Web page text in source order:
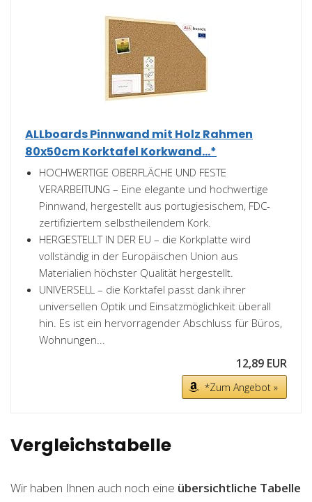
ALLboards Pinnwand mit Holz Rahmen
80x50cm Korktafel Korkwand...*
HOCHWERTIGE OBERFLÄCHE UND FESTE
VERARBEITUNG – Eine elegante und hochwertige
Pinnwand, hergestellt aus portugiesischem, FDC-
zertifiziertem selbstheilendem Kork.
HERGESTELLT IN DER EU – die Korkplatte wird
vollständig in der Europäischen Union aus
Materialien höchster Qualität hergestellt.
UNIVERSELL – die Korktafel passt dank ihrer
universellen Optik und Einsatzmöglichkeit überall
hin. Es ist ein hervorragender Abschluss für Büros,
Wohnungen...
12,89 EUR
*Zum Angebot »
Vergleichstabelle
Wir haben Ihnen auch noch eine übersichtliche Tabelle